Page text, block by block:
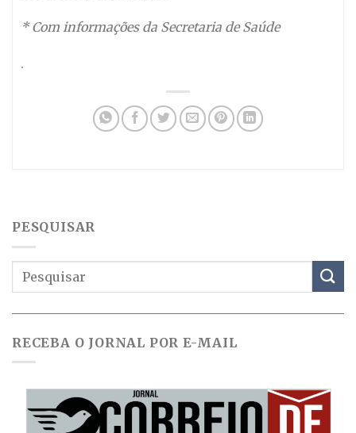
* Com informações da Secretaria de Saúde
.
PESQUISAR
RECEBA O JORNAL POR E-MAIL